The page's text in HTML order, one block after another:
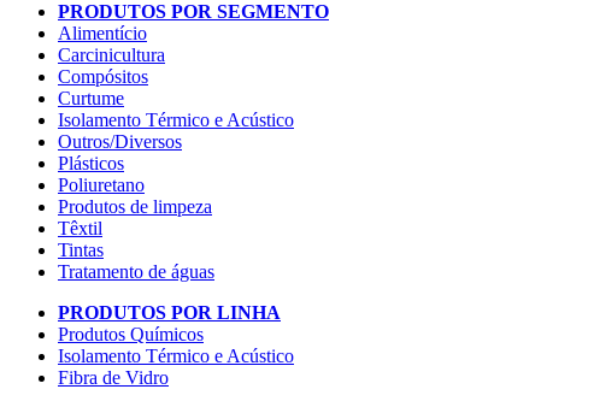
PRODUTOS POR SEGMENTO
Alimentício
Carcinicultura
Compósitos
Curtume
Isolamento Térmico e Acústico
Outros/Diversos
Plásticos
Poliuretano
Produtos de limpeza
Têxtil
Tintas
Tratamento de águas
PRODUTOS POR LINHA
Produtos Químicos
Isolamento Térmico e Acústico
Fibra de Vidro